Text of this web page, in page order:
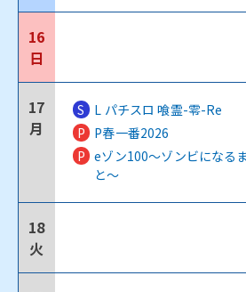
16
日
17
月
S
L パチスロ 喰霊-零-Re
P P春一番2026
P eゾン100～ゾンビになる
と～
18
火